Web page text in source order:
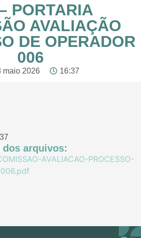
PORTARIA
AVALIAÇÃO
DE OPERADOR
006
maio 2026 16:37
dos arquivos:
AVALIACAO-PROCESSO-
006.pdf